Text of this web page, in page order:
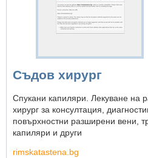
Съдов хирург
Спукани капиляри. Лекуване на
хирург за консултация,
повърхностни разширени вени,
капиляри и други
rimskatastena.bg